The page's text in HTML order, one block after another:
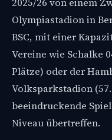
2025/26 von einem
Olympiastadion in
BSC, mit einer
Vereine wie Schalke
Plätze) oder der
Volksparkstadion
beeindruckende
Niveau übertreffen.